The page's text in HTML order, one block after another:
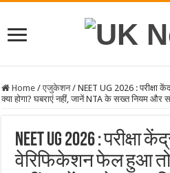
Home / एजुकेशन / NEET UG 2026 : परीक्षा
क्या होगा? घबराएं नहीं, जानें NTA के सख्त नियम और
NEET UG 2026 : परीक्षा
वेरिफिकेशन फेल हुआ तो